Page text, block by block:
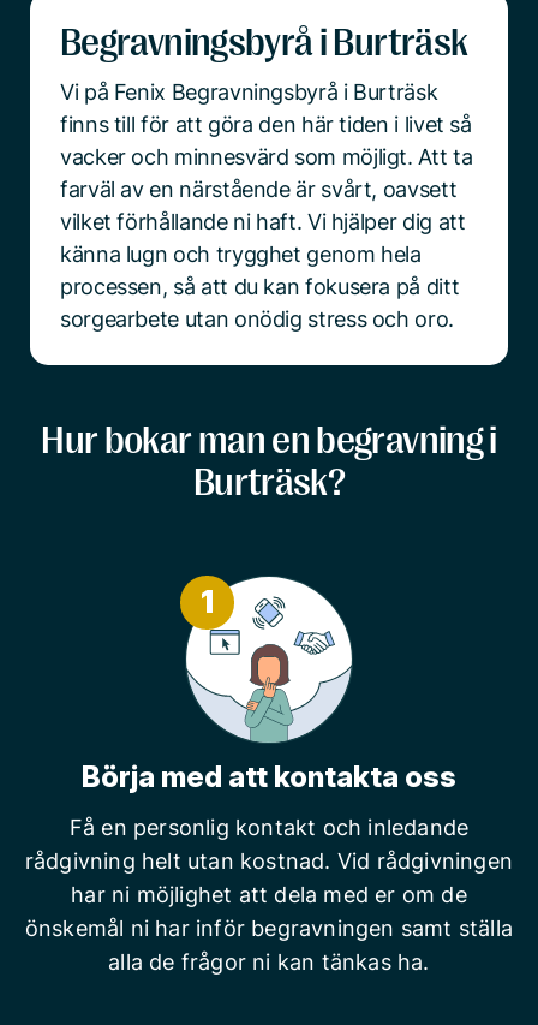
Begravningsbyrå i Burträsk
Vi på Fenix Begravningsbyrå i Burträsk
finns till för att göra den här tiden i livet så
vacker och minnesvärd som möjligt. Att ta
farväl av en närstående är svårt, oavsett
vilket förhållande ni haft. Vi hjälper dig att
känna lugn och trygghet genom hela
processen, så att du kan fokusera på ditt
sorgearbete utan onödig stress och oro.
Hur bokar man en begravning i
Burträsk?
1
Börja med att kontakta oss
Få en personlig kontakt och inledande
rådgivning helt utan kostnad. Vid rådgivningen
har ni möjlighet att dela med er om de
önskemål ni har inför begravningen samt ställa
alla de frågor ni kan tänkas ha.